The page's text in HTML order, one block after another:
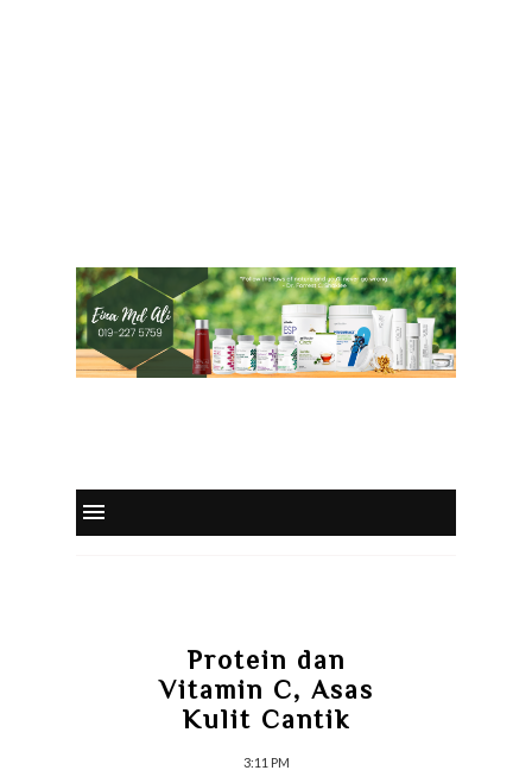
Protein dan
Vitamin C, Asas
Kulit Cantik
3:11 PM